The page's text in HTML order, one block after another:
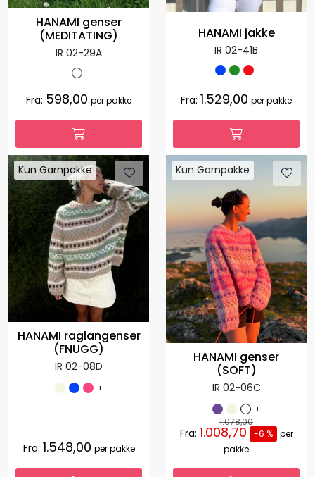
HANAMI genser
(MEDITATING)
IR 02-29A
Fra: 598,00 per pakke
HANAMI jakke
IR 02-41B
Fra: 1.529,00 per pakke
Kun Garnpakke
HANAMI raglangenser
(FNUGG)
IR 02-08D
+
Fra: 1.548,00 per pakke
Kun Garnpakke
HANAMI genser
(SOFT)
IR 02-06C
+
1.078,00
Fra: 1.008,70 -6 %
per
pakke